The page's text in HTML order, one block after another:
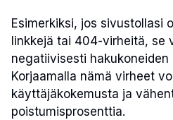
Esimerkiksi, jos sivustollasi
linkkejä tai 404-virheitä, se
negatiivisesti
Korjaamalla nämä virheet
käyttäjäkokemusta ja
poistumisprosenttia.